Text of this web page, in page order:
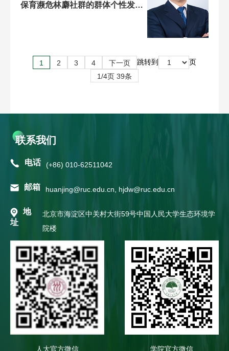
保育濒危林麝社群的群体个性发育
1 2 3 4 下一页 跳转到
页
1/4页 39条
联系我们
电话 (+86) 010-62511042
邮箱 huanjing@ruc.edu.cn, hjdw@ruc.edu.cn
地
址
北京市海淀区中关村大街59号中国人民大学生态环境学
院楼
人大官方微信 学院官方微信